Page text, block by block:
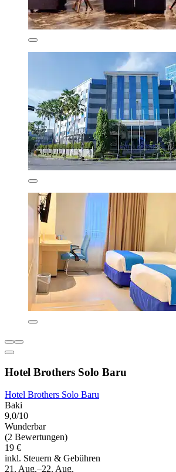
Hotel Brothers Solo Baru
Hotel Brothers Solo Baru
Baki
9,0/10
Wunderbar
(2 Bewertungen)
19 €
inkl. Steuern & Gebühren
21. Aug.–22. Aug.